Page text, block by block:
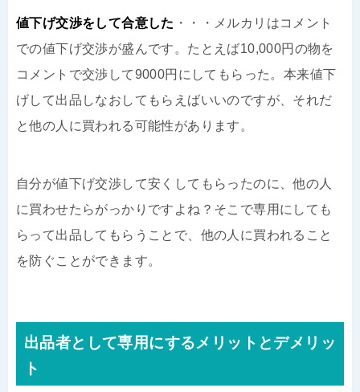
値下げ交渉をして合意した ・・・メルカリはコメント
での値下げ交渉が盛んです。たとえば10,000円の物を
コメントで交渉して9000円にしてもらった。本来値下
げして出品しなおしてもらえばいいのですが、それだ
と他の人に買われる可能性があります。
自分が値下げ交渉して安くしてもらったのに、他の人
に買わせたらがっかりですよね？そこで専用にしても
らって出品してもらうことで、他の人に買われること
を防ぐことができます。
出品者として専用にするメリットとデメリッ
ト